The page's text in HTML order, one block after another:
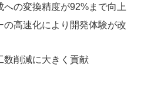
の変換精度が92%まで向上
の高速化により開発体験が改
数削減に大きく貢献